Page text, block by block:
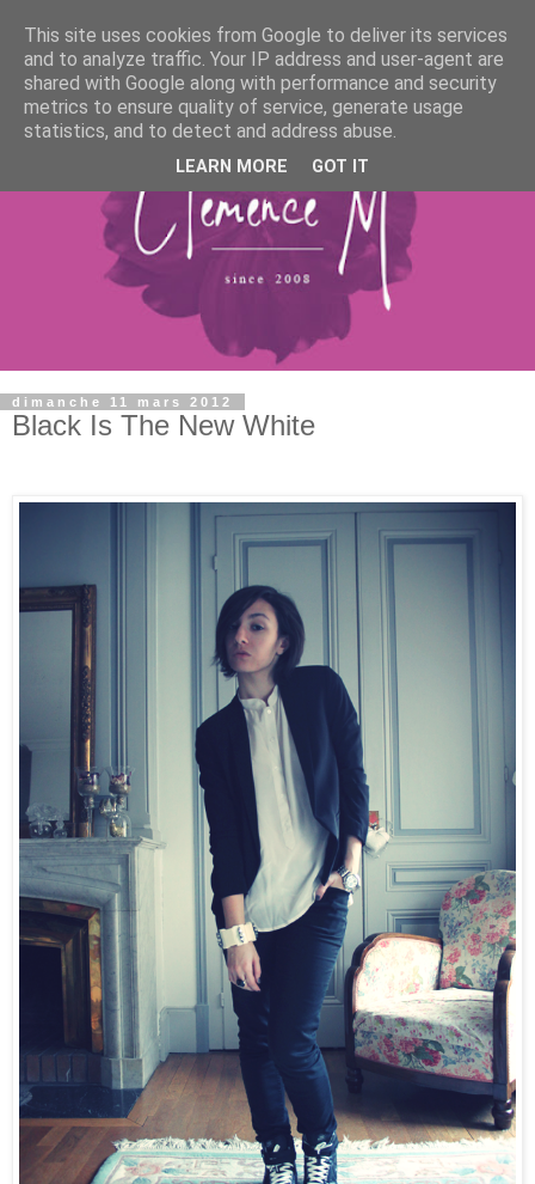
dimanche 11 mars 2012
Black Is The New White
This site uses cookies from Google to deliver its services
and to analyze traffic. Your IP address and user-agent are
shared with Google along with performance and security
metrics to ensure quality of service, generate usage
statistics, and to detect and address abuse.
LEARN MORE GOT IT